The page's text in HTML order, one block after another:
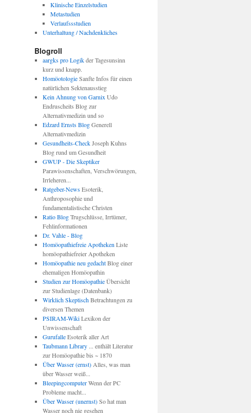
Klinische Einzelstudien
Metastudien
Verlaufssstudien
Unterhaltung / Nachdenkliches
Blogroll
aargks pro Logik der Tagesunsinn
kurz und knapp.
Homöotologie Sanfte Infos für einen
natürlichen Sektenausstieg
Kein Ahnung von Garnix Udo
Endruscheits Blog zur
Alternativmedizin und so
Edzard Ernsts Blog Generell
Alternativmedizin
Gesundheits-Check Joseph Kuhns
Blog rund um Gesundheit
GWUP - Die Skeptiker
Parawissenschaften, Verschwörungen,
Irrleheren...
Ratgeber-News Esoterik,
Anthroposophie und
fundamentalistische Christen
Ratio Blog Trugschlüsse, Irrtümer,
Fehlinformationen
Dr. Vahle - Blog
Homöopathiefreie Apotheken Liste
homöopathiefreier Apotheken
Homöopathie neu gedacht Blog einer
ehemaligen Homöopathin
Studien zur Homöopathie Übersicht
zur Studienlage (Datenbank)
Wirklich Skeptisch Betrachtungen zu
diversen Themen
PSIRAM-Wiki Lexikon der
Unwissenschaft
Gurufalle Esoterik aller Art
Taubmann Library ... enthält Literatur
zur Homöopathie bis ~ 1870
Über Wasser (ernst) Alles, was man
über Wasser weiß...
Bleepingcomputer Wenn der PC
Probleme macht...
Über Wasser (unernst) So hat man
Wasser noch nie gesehen